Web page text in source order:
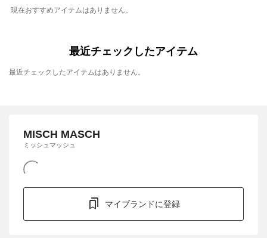
現在おすすめアイテムはありません。
最近チェックしたアイテム
最近チェックしたアイテムはありません。
MISCH MASCH
ミッシュマッシュ
マイブランドに登録